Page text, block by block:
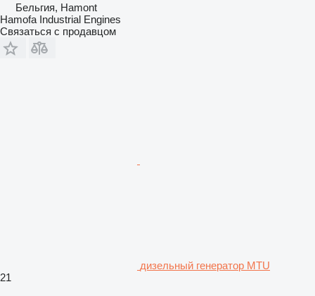
Бельгия, Hamont
Hamofa Industrial Engines
Связаться с продавцом
дизельный генератор MTU
21